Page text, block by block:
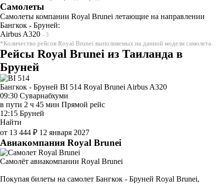
Самолеты
Самолеты компании Royal Brunei летающие на направлении
Бангкок - Бруней:
Airbus A320 - 3
*Количество рейсов Royal Brunei выполняемых на данной модели самолета.
Рейсы Royal Brunei из Таиланда в
Бруней
Бангкок - Бруней BI 514 Royal Brunei Airbus A320
09:30 Суварнабхуми
в пути 2 ч 45 мин Прямой рейс
12:15 Бруней
Найти
от 13 444 ₽ 12 января 2027
Авиакомпания Royal Brunei
Самолёт авиакомпании Royal Brunei
Покупая билеты на самолет Бангкок - Бруней Royal Brunei,